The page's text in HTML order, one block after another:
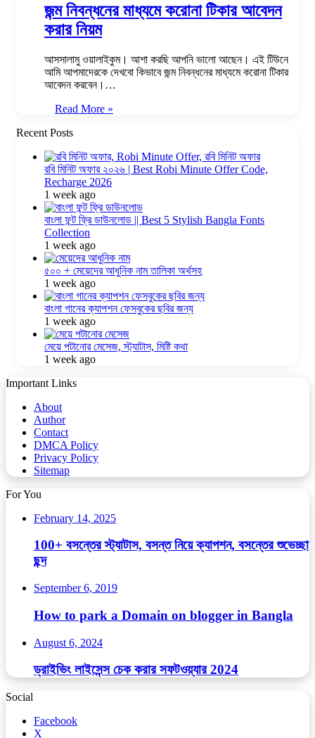
জন্ম নিবন্ধনের মাধ্যমে করোনা টিকার আবেদন
করার নিয়ম
আসসালামু ওয়ালাইকুম। আশা করছি আপনি ভালো আছেন। এই টিউনে
আমি আপমাদেরকে দেখবো কিভাবে জন্ম নিবন্ধনের মাধ্যমে করোনা টিকার
আবেদন করবেন।…
Read More »
Recent Posts
রবি মিনিট অফার ২০২৬ | Best Robi Minute Offer Code,
Recharge 2026
1 week ago
বাংলা ফন্ট ফ্রি ডাউনলোড || Best 5 Stylish Bangla Fonts
Collection
1 week ago
৫০০ + মেয়েদের আধুনিক নাম তালিকা অর্থসহ
1 week ago
বাংলা গানের ক্যাপশন ফেসবুকের ছবির জন্য
1 week ago
মেয়ে পটানোর মেসেজ, স্ট্যাটাস, মিষ্টি কথা
1 week ago
Important Links
About
Author
Contact
DMCA Policy
Privacy Policy
Sitemap
For You
February 14, 2025
100+ বসন্তের স্ট্যাটাস, বসন্ত নিয়ে ক্যাপশন, বসন্তের শুভেচ্ছা
ছন্দ
September 6, 2019
How to park a Domain on blogger in Bangla
August 6, 2024
ড্রাইভিং লাইসেন্স চেক করার সফটওয়্যার 2024
Social
Facebook
X